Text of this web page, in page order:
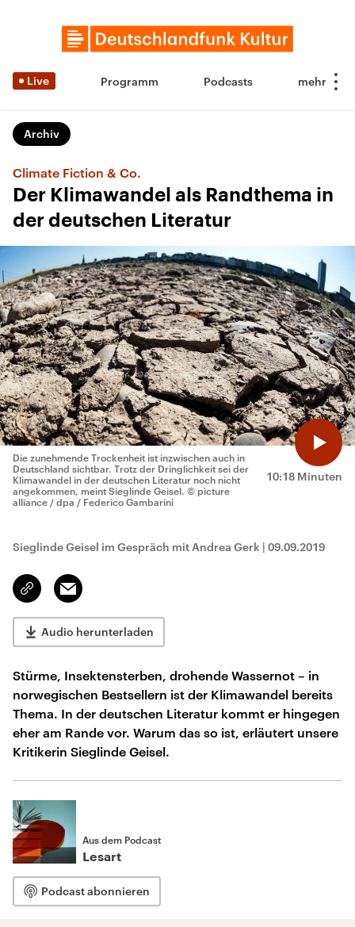
Live Programm Podcasts
Archiv
Climate Fiction & Co.
Der Klimawandel als Randthema in
der deutschen Literatur
10:18 Minuten
Die zunehmende Trockenheit ist inzwischen auch in
Deutschland sichtbar. Trotz der Dringlichkeit sei der
Klimawandel in der deutschen Literatur noch nicht
angekommen, meint Sieglinde Geisel. © picture
alliance / dpa / Federico Gambarini
Sieglinde Geisel im Gespräch mit Andrea Gerk | 09.09.2019
Link
kopieren/teilen
Email
Audio herunterladen
Stürme, Insektensterben, drohende Wassernot – in
norwegischen Bestsellern ist der Klimawandel bereits
Thema. In der deutschen Literatur kommt er hingegen
eher am Rande vor. Warum das so ist, erläutert unsere
Kritikerin Sieglinde Geisel.
Aus dem Podcast
Lesart
Podcast abonnieren